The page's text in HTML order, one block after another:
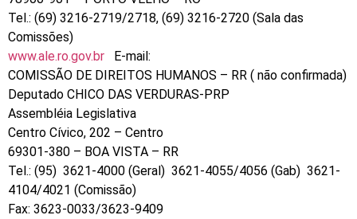
Tel.: (69) 3216-2719/2718, (69) 3216-2720 (Sala das
Comissões)
www.ale.ro.gov.br E-mail:
COMISSÃO DE DIREITOS HUMANOS – RR ( não confirmada)
Deputado CHICO DAS VERDURAS-PRP
Assembléia Legislativa
Centro Cívico, 202 – Centro
69301-380 – BOA VISTA – RR
Tel.: (95) 3621-4000 (Geral) 3621-4055/4056 (Gab) 3621-
4104/4021 (Comissão)
Fax: 3623-0033/3623-9409